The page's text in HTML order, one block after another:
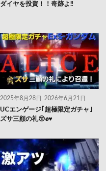
ダイヤを投資！！奇跡よ‼️
2025年8月28日 2026年6月21日
UCエンゲージ｢超極限定ガチャ｣
ズサ三顧の礼😚✊♥️